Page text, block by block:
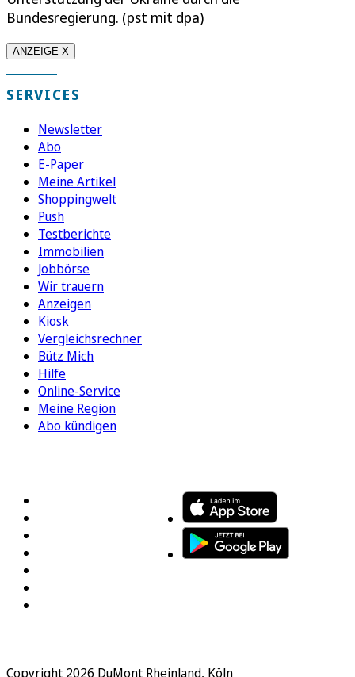
Bundesregierung. (pst mit dpa)
ANZEIGE X
SERVICES
Newsletter
Abo
E-Paper
Meine Artikel
Shoppingwelt
Push
Testberichte
Immobilien
Jobbörse
Wir trauern
Anzeigen
Kiosk
Vergleichsrechner
Bütz Mich
Hilfe
Online-Service
Meine Region
Abo kündigen
Copyright 2026 DuMont Rheinland, Köln